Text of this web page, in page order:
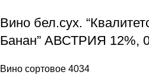
Вино бел.сух.
Банан” АВСТРИЯ 12%,
Вино сортовое 4034